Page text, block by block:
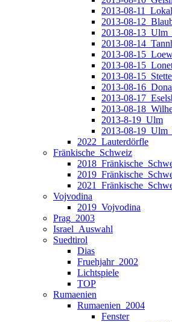
2013-08-
2013-08-
2013-08-
2013-08-
2013-08-
2013-08-
2013-08-
2013-08-
2013-08-
2013-08-
2013-8-19_Ulm
2013-08-
2022_Lauterdörfle
Fränkische_Schweiz
Vojvodina
2019_Vojvodina
Prag_2003
Israel_Auswahl
Suedtirol
Dias
Fruehjahr_2002
Lichtspiele
TOP
Rumaenien
Rumaenien_2004
Fenster